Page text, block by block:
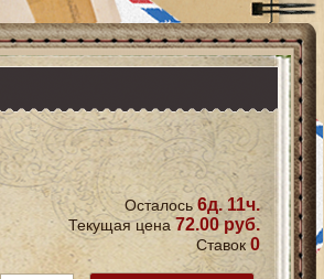
Осталось6д. 11ч.
Текущая цена 72.00 руб.
Ставок 0